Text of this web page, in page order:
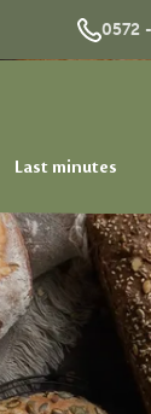
0572
Last minutes